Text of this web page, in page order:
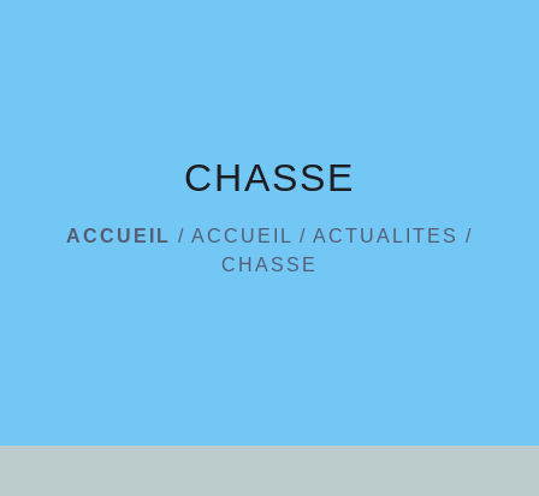
CHASSE
ACCUEIL / ACCUEIL / ACTUALITES /
CHASSE